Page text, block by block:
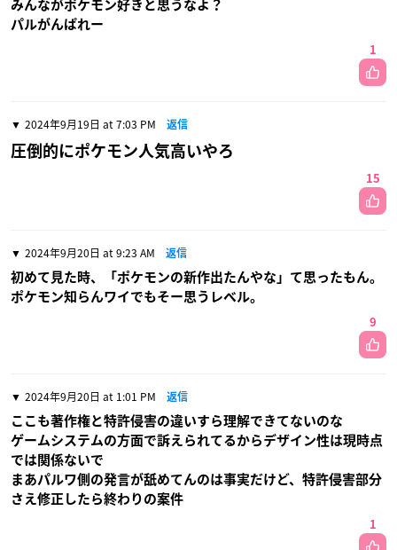
みんながポケモン好きと思うなよ？
パルがんぱれー
1
2024年9月19日 at 7:03 PM 返信
圧倒的にポケモン人気高いやろ
15
2024年9月20日 at 9:23 AM 返信
初めて見た時、「ポケモンの新作出たんやな」て思ったもん。
ポケモン知らんワイでもそー思うレベル。
9
2024年9月20日 at 1:01 PM 返信
ここも著作権と特許侵害の違いすら理解できてないのな
ゲームシステムの方面で訴えられてるからデザイン性は現時点
では関係ないで
まあパルワ側の発言が舐めてんのは事実だけど、特許侵害部分
さえ修正したら終わりの案件
1